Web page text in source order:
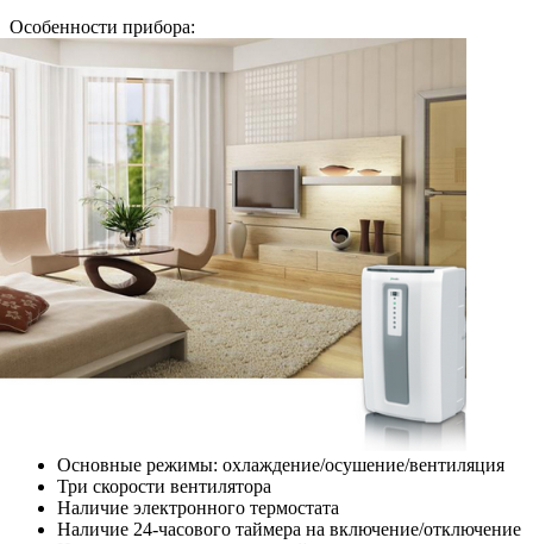
Особенности прибора:
Основные режимы: охлаждение/осушение/вентиляция
Три скорости вентилятора
Наличие электронного термостата
Наличие 24-часового таймера на включение/отключение